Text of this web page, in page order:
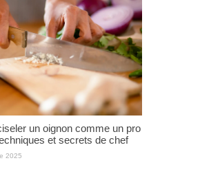
un oignon comme un pro
et secrets de chef
2025